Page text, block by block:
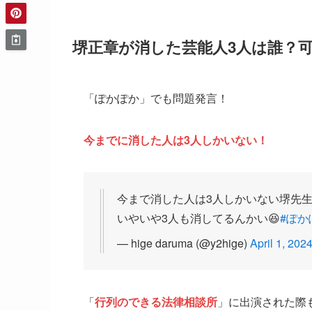
堺正章が消した芸能人3人は誰？
「ぽかぽか」でも問題発言！
今までに消した人は3人しかいない！
今まで消した人は3人しかいない堺先
いやいや3人も消してるんかい😆#ぽか
— hige daruma (@y2hige) April 1, 2024
「行列のできる法律相談所 」に出演された際